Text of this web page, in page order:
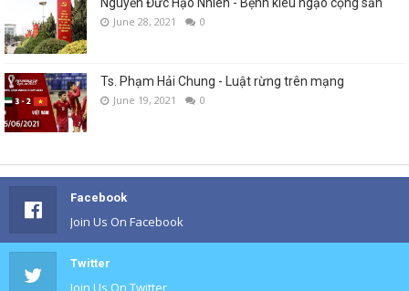
June 28, 2021 0
Ts. Phạm Hải Chung - Luật rừng trên mạng
June 19, 2021 0
Facebook
Join Us On Facebook
Twitter
Join Us On Twitter